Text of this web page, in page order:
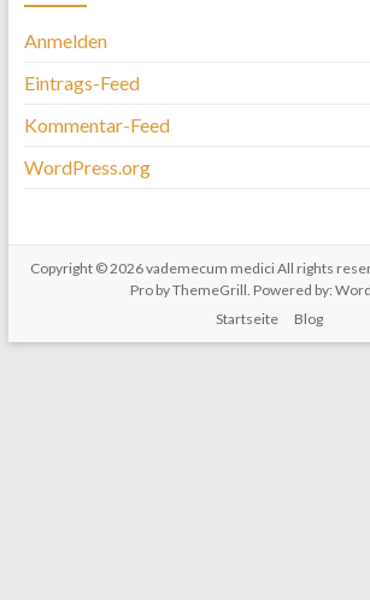
Anmelden
Eintrags-Feed
Kommentar-Feed
WordPress.org
Copyright © 2026vademecum mediciAll rights
Proby ThemeGrill. Powered by:
Startseite
Blog